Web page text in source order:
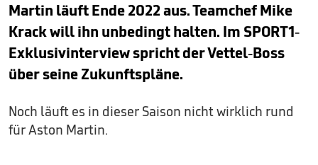
Martin läuft Ende 2022 aus. Teamchef Mike
Krack will ihn unbedingt halten. Im SPORT1-
Exklusivinterview spricht der Vettel-Boss
über seine Zukunftspläne.
Noch läuft es in dieser Saison nicht wirklich rund
für Aston Martin.